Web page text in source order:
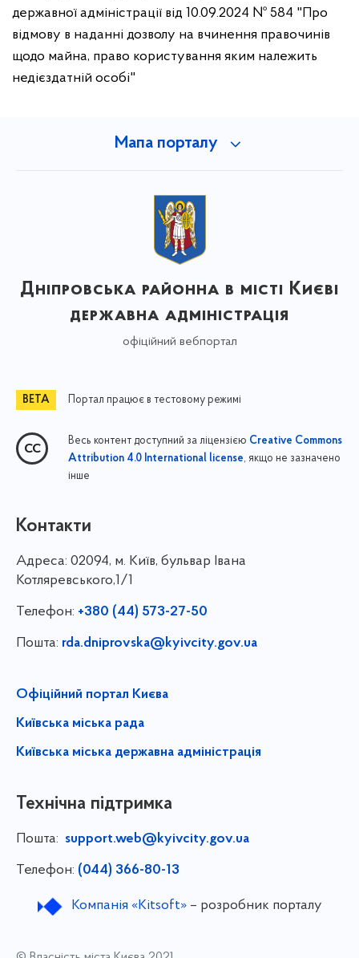
державної адміністрації від 10.09.2024 № 584 "Про
відмову в наданні дозволу на вчинення правочинів
щодо майна, право користування яким належить
недієздатній особі"
Мапа порталу
Дніпровська районна в місті Києві
державна адміністрація
офіційний вебпортал
Портал працює в тестовому режимі
Весь контент доступний за ліцензією Creative Commons
Attribution 4.0 International license, якщо не зазначено
інше
Контакти
Адреса: 02094, м. Київ, бульвар Івана
Котляревського,1/1
Телефон: +380 (44) 573-27-50
Пошта: rda.dniprovska@kyivcity.gov.ua
Офіційний портал Києва
Київська міська рада
Київська міська державна адміністрація
Технічна підтримка
Пошта: support.web@kyivcity.gov.ua
Телефон: (044) 366-80-13
Компанія «Kitsoft»– розробник порталу